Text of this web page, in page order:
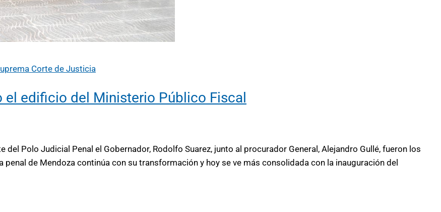
Corte de Justicia
el edificio del Ministerio Público Fiscal
Polo Judicial Penal el Gobernador, Rodolfo Suarez, junto al procurador General, Alejandro Gullé, fueron los
de Mendoza continúa con su transformación y hoy se ve más consolidada con la inauguración del